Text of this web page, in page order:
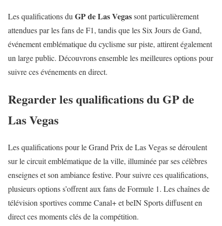
Les qualifications du GP de Las Vegassont particulièrement
attendues par les fans de F1, tandis que les Six Jours de Gand,
événement emblématique du cyclisme sur piste, attirent également
un large public. Découvrons ensemble les meilleures options pour
suivre ces événements en direct.
Regarder les qualifications du GP de
Las Vegas
Les qualifications pour le Grand Prix de Las Vegas se déroulent
sur le circuit emblématique de la ville, illuminée par ses célèbres
enseignes et son ambiance festive. Pour suivre ces qualifications,
plusieurs options s’offrent aux fans de Formule 1. Les chaînes de
télévision sportives comme Canal+ et beIN Sports diffusent en
direct ces moments clés de la compétition.